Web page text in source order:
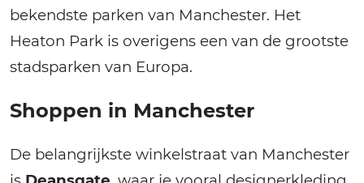
bekendste parken van Manchester. Het
Heaton Park is overigens een van de grootste
stadsparken van Europa.
Shoppen in Manchester
De belangrijkste winkelstraat van Manchester